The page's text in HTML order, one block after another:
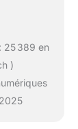
25 389 en
)